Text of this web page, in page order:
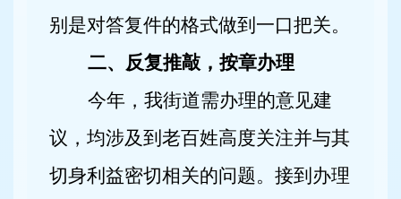
别是对答复件的格式做到一口把关。
二、反复推敲，按章办理
今年，我街道需办理的意见建
议，均涉及到老百姓高度关注并与其
切身利益密切相关的问题。接到办理